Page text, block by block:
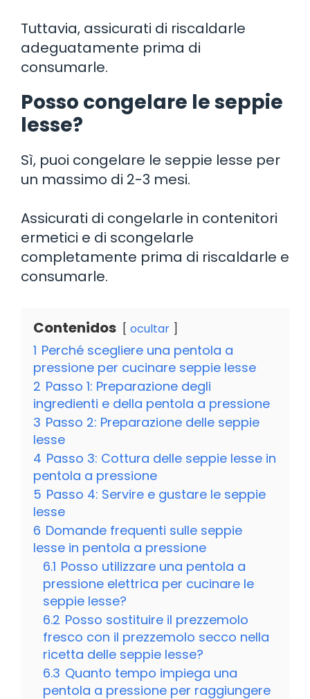
Tuttavia, assicurati di riscaldarle
adeguatamente prima di
consumarle.
Posso congelare le seppie
lesse?
Sì, puoi congelare le seppie lesse per
un massimo di 2-3 mesi.
Assicurati di congelarle in contenitori
ermetici e di scongelarle
completamente prima di riscaldarle e
consumarle.
Contenidos ocultar
1 Perché scegliere una pentola a
pressione per cucinare seppie lesse
2 Passo 1: Preparazione degli
ingredienti e della pentola a pressione
3 Passo 2: Preparazione delle seppie
lesse
4 Passo 3: Cottura delle seppie lesse in
pentola a pressione
5 Passo 4: Servire e gustare le seppie
lesse
6 Domande frequenti sulle seppie
lesse in pentola a pressione
6.1 Posso utilizzare una pentola a
pressione elettrica per cucinare le
seppie lesse?
6.2 Posso sostituire il prezzemolo
fresco con il prezzemolo secco nella
ricetta delle seppie lesse?
6.3 Quanto tempo impiega una
pentola a pressione per raggiungere